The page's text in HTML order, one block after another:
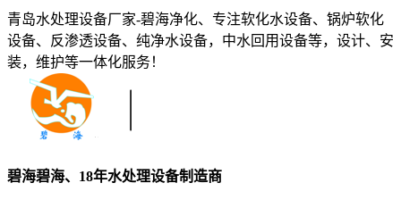
青岛水处理设备厂家-碧海净化、专注软化水设备、锅炉软化
设备、反渗透设备、纯净水设备，中水回用设备等，设计、安
装，维护等一体化服务！
碧海碧海、18年水处理设备制造商